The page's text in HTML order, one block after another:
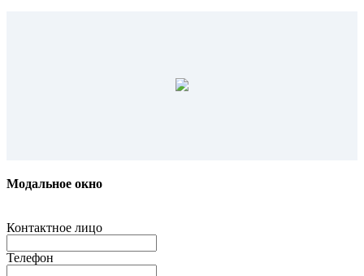
Модальное окно
Контактное лицо
Телефон